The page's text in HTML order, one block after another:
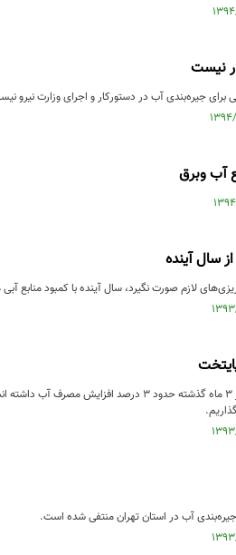
نيست
جیره‌بندی آب در دستورکار و اجرای وزارت نیرو
آب وبرق
سال آینده
لازم صورت نگیرد، سال آینده با کمبود منابع
آب در استان تهران منتفی شده است.